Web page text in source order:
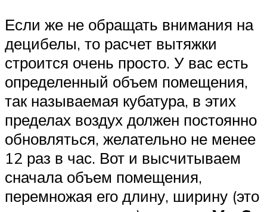
Если же не обращать внимания на
децибелы, то расчет вытяжки
строится очень просто. У вас есть
определенный объем помещения,
так называемая кубатура, в этих
пределах воздух должен постоянно
обновляться, желательно не менее
12 раз в час. Вот и высчитываем
сначала объем помещения,
перемножая его длину, ширину (это